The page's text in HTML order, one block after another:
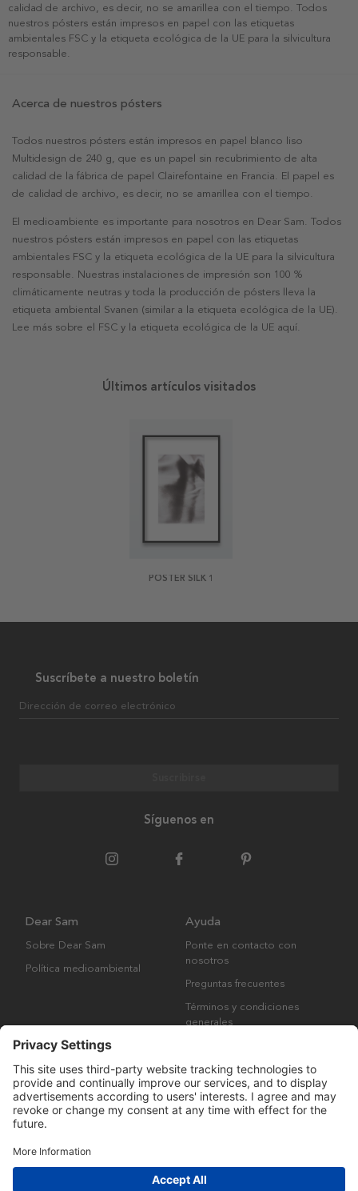
calidad de archivo, es decir, no se amarillea con el tiempo. Todos
nuestros pósters están impresos en papel con las etiquetas
ambientales FSC y la etiqueta ecológica de la UE para la silvicultura
responsable.
Acerca de nuestros pósters
Todos nuestros pósters están impresos en papel blanco liso
Multidesign de 240 g, que es un papel sin recubrimiento de alta
calidad de la fábrica de papel Clairefontaine en Francia. El papel es
de calidad de archivo, es decir, no se amarillea con el tiempo.
El medioambiente es importante para nosotros en Dear Sam. Todos
nuestros pósters están impresos en papel con las etiquetas
ambientales FSC y la etiqueta ecológica de la UE para la silvicultura
responsable. Nuestras instalaciones de impresión son 100 %
climáticamente neutras y toda la producción de pósters lleva la
etiqueta ambiental Svanen (similar a la etiqueta ecológica de la UE).
Lee más sobre el FSC y la etiqueta ecológica de la UE aquí.
Últimos artículos visitados
POSTER SILK 1
Suscríbete a nuestro boletín
Dirección de correo electrónico
Síguenos en
Dear Sam
Sobre Dear Sam
Política medioambiental
Ayuda
Ponte en contacto con
nosotros
Preguntas frecuentes
Términos y condiciones
generales
Derechos de autor © Many Brands AB 2023. Todos los derechos